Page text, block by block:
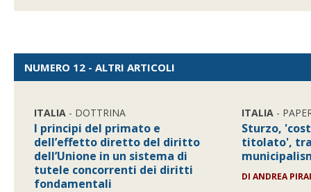
NUMERO 12 - ALTRI ARTICOLI
ITALIA - DOTTRINA
I principi del primato e
dell’effetto diretto del diritto
dell’Unione in un sistema di
tutele concorrenti dei diritti
fondamentali
ITALIA -
Sturzo,
titolato',
DIANDREA